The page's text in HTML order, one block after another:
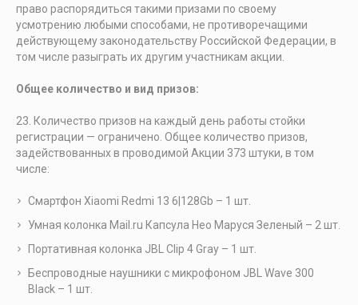
право распорядиться такими призами по своему
усмотрению любыми способами, не противоречащими
действующему законодательству Российской Федерации, в
том числе разыграть их другим участникам акции.
Общее количество и вид призов:
Количество призов на каждый день работы стойки
регистрации — ограничено. Общее количество призов,
задействованных в проводимой Акции 373 штуки, в том
числе:
Смартфон Xiaomi Redmi 13 6|128Gb – 1 шт.
Умная колонка Mail.ru Капсула Нео Маруся Зеленый – 2 шт.
Портативная колонка JBL Clip 4 Gray – 1 шт.
Беспроводные наушники с микрофоном JBL Wave 300
Black – 1 шт.